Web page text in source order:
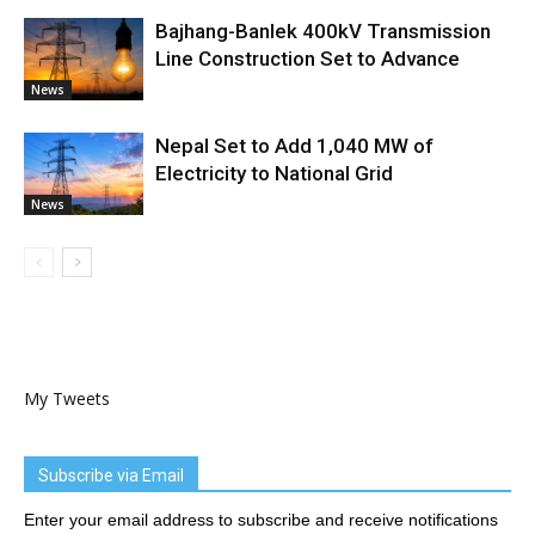
News
Bajhang-Banlek 400kV Transmission
Line Construction Set to Advance
News
Nepal Set to Add 1,040 MW of
Electricity to National Grid
My Tweets
Subscribe via Email
Enter your email address to subscribe and receive notifications